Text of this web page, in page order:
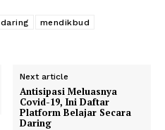
daring
mendikbud
Next article
Antisipasi Meluasnya
Covid-19, Ini Daftar
Platform Belajar Secara
Daring